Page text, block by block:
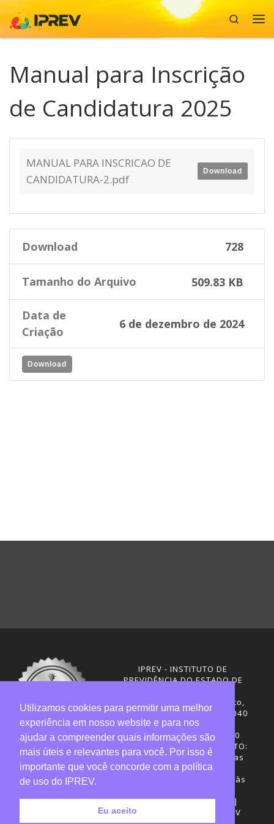
Skip to content
Search
Manual para Inscrição
de Candidatura 2025
MANUAL PARA INSCRICAO DE
CANDIDATURA-2.pdf
Download
Download 728
Tamanho do Arquivo 509.83 KB
Data de
Criação
6 de dezembro de 2024
Download
IPREV - INSTITUTO DE
PREVIDÊNCIA DO ESTADO DE
Rua Visconde de Ouro Preto,
291 – Centro - CEP: 88020-040
Florianópolis - SC
Telefones: (48) 3665-4600
HORÁRIO DE FUNCIONAMENTO:
Central de Atendimento: das
12h30 às 18h
Sede administrativa: 7h30 às
Desenvolvimento: CIASC |
Gestão do conteúdo: IPREV
Utilizamos cookies para permitir uma melhor
experiência em nosso website e para nos
ajudar a compreender quais informações são
mais úteis e relevantes para você. Por isso é
importante que você concorde com a política
de uso do IPREV.
Eu aceito